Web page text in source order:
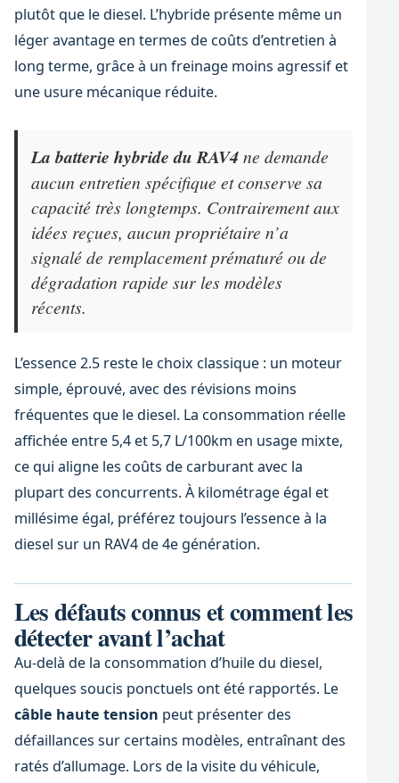
plutôt que le diesel. L’hybride présente même un
léger avantage en termes de coûts d’entretien à
long terme, grâce à un freinage moins agressif et
une usure mécanique réduite.
La batterie hybride du RAV4ne demande
aucun entretien spécifique et conserve sa
capacité très longtemps. Contrairement aux
idées reçues, aucun propriétaire n’a
signalé de remplacement prématuré ou de
dégradation rapide sur les modèles
récents.
L’essence 2.5 reste le choix classique : un moteur
simple, éprouvé, avec des révisions moins
fréquentes que le diesel. La consommation réelle
affichée entre 5,4 et 5,7 L/100km en usage mixte,
ce qui aligne les coûts de carburant avec la
plupart des concurrents. À kilométrage égal et
millésime égal, préférez toujours l’essence à la
diesel sur un RAV4 de 4e génération.
Les défauts connus et comment les
détecter avant l’achat
Au-delà de la consommation d’huile du diesel,
quelques soucis ponctuels ont été rapportés. Le
câble haute tension peut présenter des
défaillances sur certains modèles, entraînant des
ratés d’allumage. Lors de la visite du véhicule,